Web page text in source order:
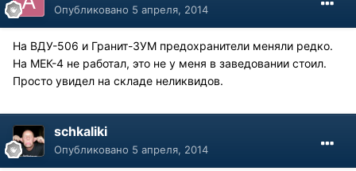
Опубликовано 5 апреля, 2014
На ВДУ-506 и Гранит-3УМ предохранители меняли редко.
На МЕК-4 не работал, это не у меня в заведовании стоил.
Просто увидел на складе неликвидов.
schkaliki
Опубликовано 5 апреля, 2014